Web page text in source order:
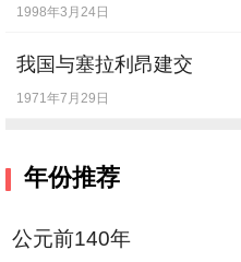
1998年3月24日
我国与塞拉利昂建交
1971年7月29日
年份推荐
公元前140年